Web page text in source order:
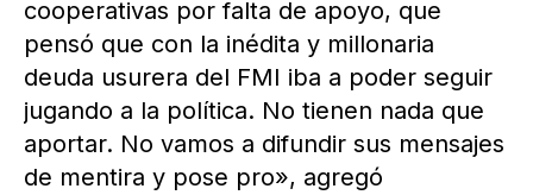
cooperativas por falta de apoyo, que
pensó que con la inédita y millonaria
deuda usurera del FMI iba a poder seguir
jugando a la política. No tienen nada que
aportar. No vamos a difundir sus mensajes
de mentira y pose pro», agregó